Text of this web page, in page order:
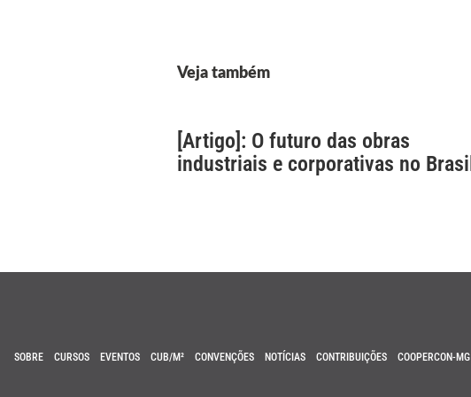
Veja também
[Artigo]: O futuro das obras
industriais e corporativas no Brasil
SOBRE CURSOS EVENTOS CUB/M² CONVENÇÕES NOTÍCIAS CONTRIBUIÇÕES COOPERCON-MG